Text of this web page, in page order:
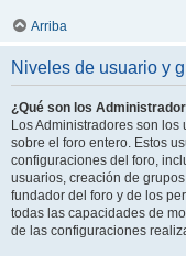
Arriba
Niveles de usuario y
¿Qué son los
Los Administradores son
sobre el foro entero. Estos
configuraciones del foro,
usuarios, creación de
fundador del foro y de los
todas las capacidades de
de las configuraciones